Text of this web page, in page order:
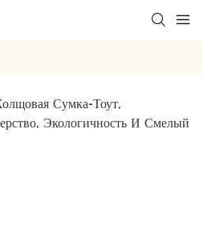
Сумка-Тоут,
Экологичность И Смелый